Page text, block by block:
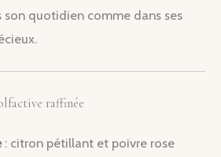
quotidien comme dans ses
raffinée
: citron pétillant et poivre rose